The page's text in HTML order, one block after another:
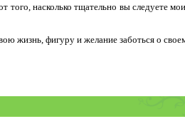
того, насколько тщательно вы следуете
жизнь, фигуру и желание заботься о